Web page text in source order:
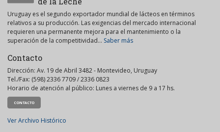
Uruguay es el segundo exportador mundial de lácteos en términos
relativos a su producción. Las exigencias del mercado internacional
requieren una permanente mejora para el mantenimiento o la
superación de la competitividad... Saber más
Contacto
Dirección: Av. 19 de Abril 3482 - Montevideo, Uruguay
Tel./Fax: (598) 2336 7709 / 2336 0823
Horario de atención al público: Lunes a viernes de 9 a 17 hs.
CONTACTO
Ver Archivo Histórico